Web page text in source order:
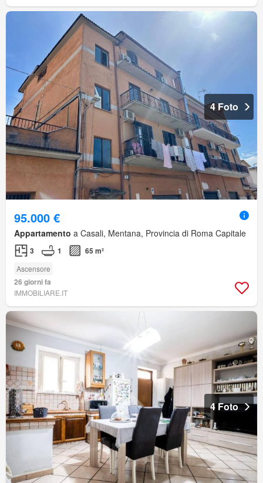
4 Foto
95.000 €
Appartamento a Casali, Mentana, Provincia di Roma Capitale
3 1 65 m²
Ascensore
26 giorni fa
IMMOBILIARE.IT
4 Foto